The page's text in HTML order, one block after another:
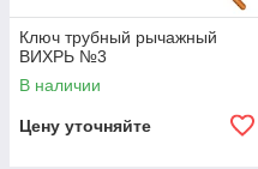
Ключ трубный рычажный
ВИХРЬ №3
В наличии
Цену уточняйте